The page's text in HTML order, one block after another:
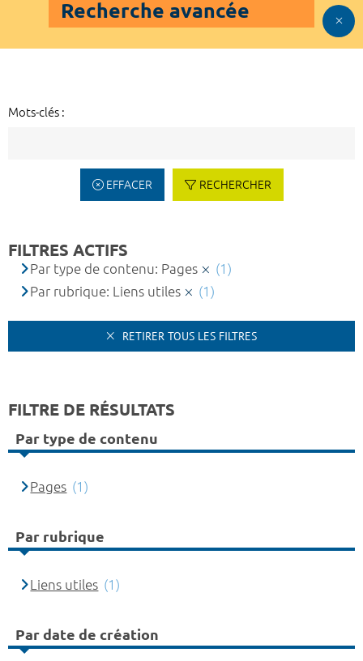
Recherche avancée
Mots-clés :
EFFACER RECHERCHER
FILTRES ACTIFS
Par type de contenu: Pages
(1)
Par rubrique: Liens utiles
(1)
RETIRER TOUS LES FILTRES
FILTRE DE RÉSULTATS
Par type de contenu
Pages (1)
Par rubrique
Liens utiles (1)
Par date de création